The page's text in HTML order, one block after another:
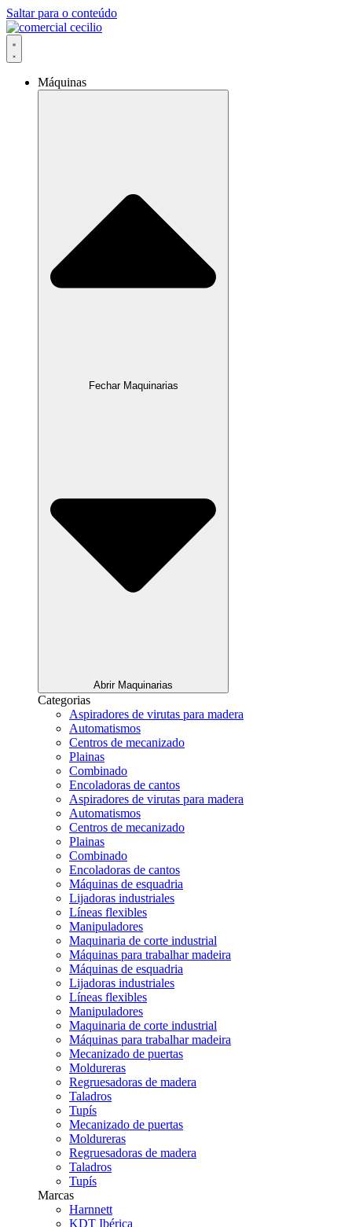
Saltar para o conteúdo
Máquinas
Fechar Maquinarias
Abrir Maquinarias
Categorias
Aspiradores de virutas para madera
Automatismos
Centros de mecanizado
Plainas
Combinado
Encoladoras de cantos
Aspiradores de virutas para madera
Automatismos
Centros de mecanizado
Plainas
Combinado
Encoladoras de cantos
Máquinas de esquadria
Lijadoras industriales
Líneas flexibles
Manipuladores
Maquinaria de corte industrial
Máquinas para trabalhar madeira
Máquinas de esquadria
Lijadoras industriales
Líneas flexibles
Manipuladores
Maquinaria de corte industrial
Máquinas para trabalhar madeira
Mecanizado de puertas
Moldureras
Regruesadoras de madera
Taladros
Tupís
Mecanizado de puertas
Moldureras
Regruesadoras de madera
Taladros
Tupís
Marcas
Harnnett
KDT Ibérica